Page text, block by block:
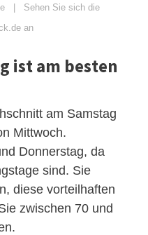
| Sehen Sie sich die
an
ist am besten
am Samstag
Mittwoch.
Donnerstag, da
sind. Sie
diese vorteilhaften
zwischen 70 und